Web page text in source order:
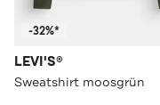
-32%*
LEVI'S®
Sweatshirt moosgrün